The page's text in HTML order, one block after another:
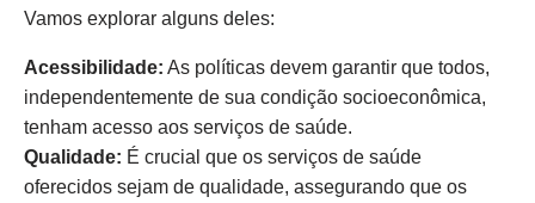
Vamos explorar alguns deles:
Acessibilidade: As políticas devem garantir que todos,
independentemente de sua condição socioeconômica,
tenham acesso aos serviços de saúde.
Qualidade: É crucial que os serviços de saúde
oferecidos sejam de qualidade, assegurando que os